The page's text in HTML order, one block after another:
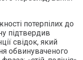
потерпілих до
підтвердив
свідок, який
обвинуваченого